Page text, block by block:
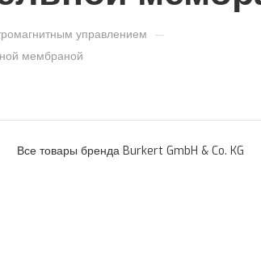
управлением —
мембраной
Все товары бренда Burkert GmbH & Co. KG